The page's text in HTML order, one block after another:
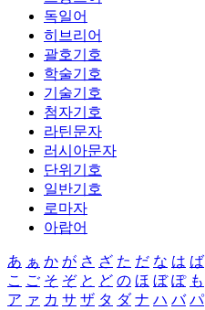
독일어
히브리어
괄호기호
학술기호
기술기호
첨자기호
라틴문자
러시아문자
단위기호
일반기호
로마자
아랍어
あ ぁ か が さ ざ た だ な は ば
こ ご そ ぞ と ど の ほ ぼ ぽ も
ア ァ カ サ ザ タ ダ ナ ハ バ パ